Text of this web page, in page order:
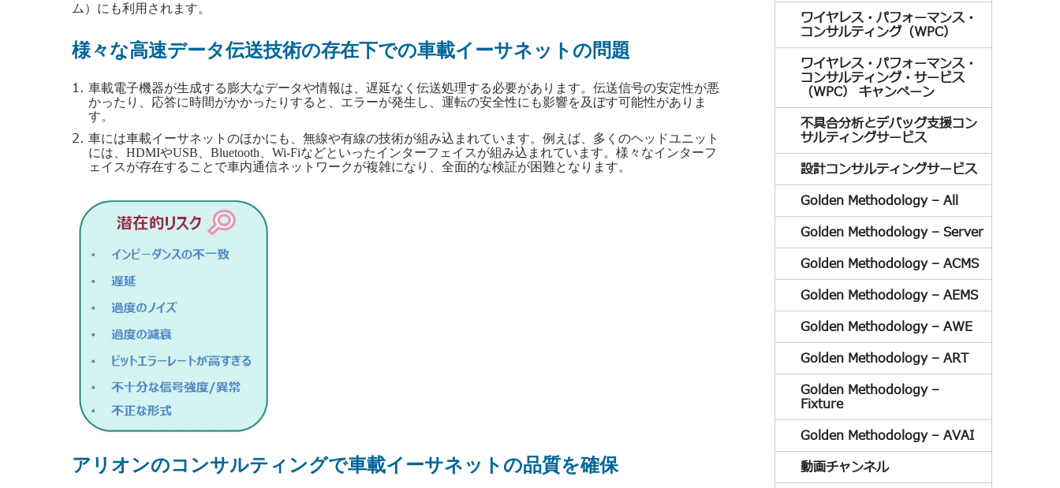
ム）にも利用されます。
様々な高速データ伝送技術の存在下での車載イーサネットの問題
車載電子機器が生成する膨大なデータや情報は、遅延なく伝送処理する必要があります。伝送信号の安定性が悪
かったり、応答に時間がかかったりすると、エラーが発生し、運転の安全性にも影響を及ぼす可能性がありま
す。
車には車載イーサネットのほかにも、無線や有線の技術が組み込まれています。例えば、多くのヘッドユニット
には、HDMIやUSB、Bluetooth、Wi-Fiなどといったインターフェイスが組み込まれています。様々なインターフ
ェイスが存在することで車内通信ネットワークが複雑になり、全面的な検証が困難となります。
アリオンのコンサルティングで車載イーサネットの品質を確保
ワイヤレス・パフォーマンス・
コンサルティング（WPC）
ワイヤレス・パフォーマンス・
コンサルティング・サービス
（WPC） キャンペーン
不具合分析とデバッグ支援コン
サルティングサービス
設計コンサルティングサービス
Golden Methodology – All
Golden Methodology – Server
Golden Methodology – ACMS
Golden Methodology – AEMS
Golden Methodology – AWE
Golden Methodology – ART
Golden Methodology –
Fixture
Golden Methodology – AVAI
動画チャンネル